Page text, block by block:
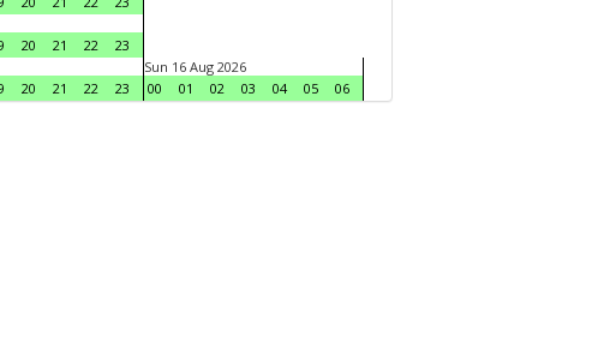
20 21 22
23
20 21 22 23
Sun 16 Aug 2026
00
01 02 03 04 05 06